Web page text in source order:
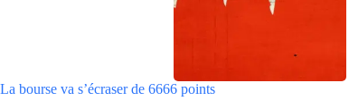
La bourse va s’écraser de 6666 points